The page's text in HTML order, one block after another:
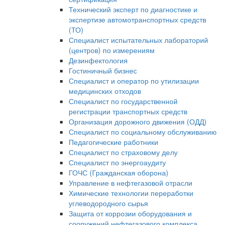
Технический эксперт по диагностике и
экспертизе автомотранспортных средств
(ТО)
Специалист испытательных лабораторий
(центров) по измерениям
Дезинфектология
Гостиничный бизнес
Специалист и оператор по утилизации
медицинских отходов
Специалист по государственной
регистрации транспортных средств
Организация дорожного движения (ОДД)
Специалист по социальному обслуживанию
Педагогические работники
Специалист по страховому делу
Специалист по энергоаудиту
ГОЧС (Гражданская оборона)
Управление в нефтегазовой отрасли
Химические технологии переработки
углеводородного сырья
Защита от коррозии оборудования и